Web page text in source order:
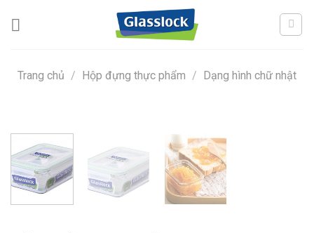
Trang chủ / Hộp đựng thực phẩm / Dạng hình chữ nhật